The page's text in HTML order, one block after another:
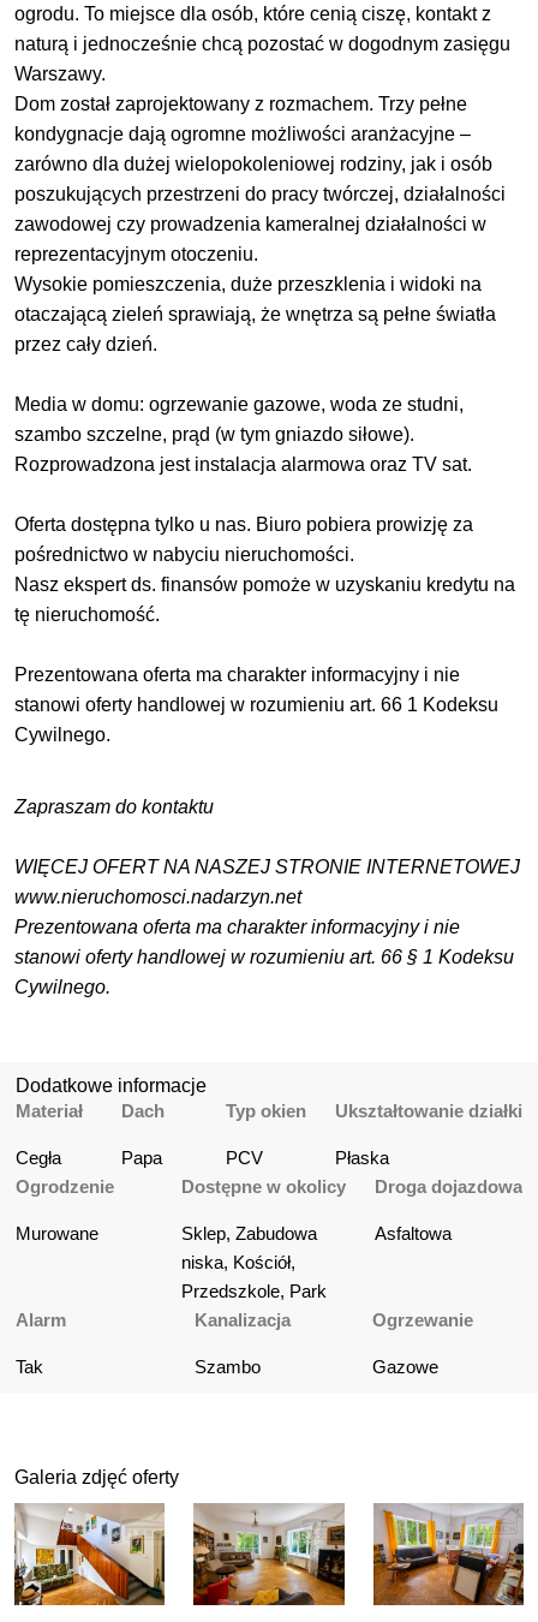
ogrodu. To miejsce dla osób, które cenią ciszę, kontakt z
naturą i jednocześnie chcą pozostać w dogodnym zasięgu
Warszawy.
Dom został zaprojektowany z rozmachem. Trzy pełne
kondygnacje dają ogromne możliwości aranżacyjne –
zarówno dla dużej wielopokoleniowej rodziny, jak i osób
poszukujących przestrzeni do pracy twórczej, działalności
zawodowej czy prowadzenia kameralnej działalności w
reprezentacyjnym otoczeniu.
Wysokie pomieszczenia, duże przeszklenia i widoki na
otaczającą zieleń sprawiają, że wnętrza są pełne światła
przez cały dzień.
Media w domu: ogrzewanie gazowe, woda ze studni,
szambo szczelne, prąd (w tym gniazdo siłowe).
Rozprowadzona jest instalacja alarmowa oraz TV sat.
Oferta dostępna tylko u nas. Biuro pobiera prowizję za
pośrednictwo w nabyciu nieruchomości.
Nasz ekspert ds. finansów pomoże w uzyskaniu kredytu na
tę nieruchomość.
Prezentowana oferta ma charakter informacyjny i nie
stanowi oferty handlowej w rozumieniu art. 66 1 Kodeksu
Cywilnego.
Zapraszam do kontaktu
WIĘCEJ OFERT NA NASZEJ STRONIE INTERNETOWEJ
www.nieruchomosci.nadarzyn.net
Prezentowana oferta ma charakter informacyjny i nie
stanowi oferty handlowej w rozumieniu art. 66 § 1 Kodeksu
Cywilnego.
Dodatkowe informacje
Materiał
Cegła
Dach
Papa
Typ okien
PCV
Ukształtowanie działki
Płaska
Ogrodzenie
Murowane
Dostępne w okolicy
Sklep, Zabudowa
niska, Kościół,
Przedszkole, Park
Droga dojazdowa
Asfaltowa
Alarm
Tak
Kanalizacja
Szambo
Ogrzewanie
Gazowe
Galeria zdjęć oferty